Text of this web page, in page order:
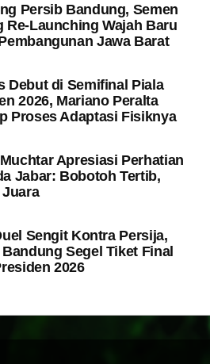
Persib Bandung, Semen
Re-Launching Wajah Baru
Jawa Barat
Debut di Semifinal Piala
2026, Mariano Peralta
Proses Adaptasi Fisiknya
Apresiasi Perhatian
Jabar: Bobotoh Tertib,
Sengit Kontra Persija,
Segel Tiket Final
2026